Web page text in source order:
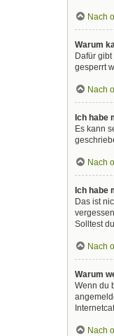
Nach
Warum
Dafür
gesperrt
Nach
Ich habe
Es kann
Nach
Ich habe
Das ist
Solltest
Nach
Warum
Wenn du
Nach